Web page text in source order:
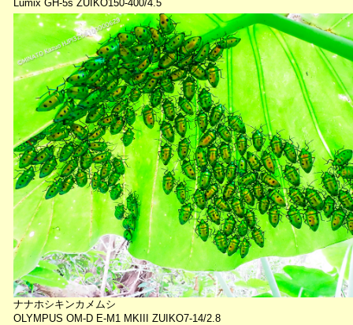
Lumix GH-5s ZUIKO150-400/4.5
ナナホシキンカメムシ
OLYMPUS OM-D E-M1 MKIII ZUIKO7-14/2.8